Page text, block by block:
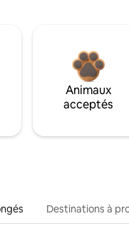
Animaux
acceptés
Destinations à